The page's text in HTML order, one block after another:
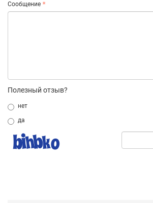
Сообщение
Полезный отзыв?
нет
да